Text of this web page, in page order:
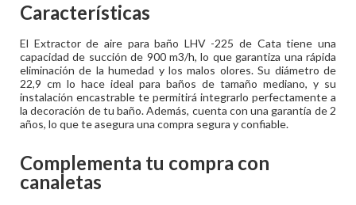
Características
El Extractor de aire para baño LHV -225 de Cata tiene una
capacidad de succión de 900 m3/h, lo que garantiza una rápida
eliminación de la humedad y los malos olores. Su diámetro de
22,9 cm lo hace ideal para baños de tamaño mediano, y su
instalación encastrable te permitirá integrarlo perfectamente a
la decoración de tu baño. Además, cuenta con una garantía de 2
años, lo que te asegura una compra segura y confiable.
Complementa tu compra con
canaletas